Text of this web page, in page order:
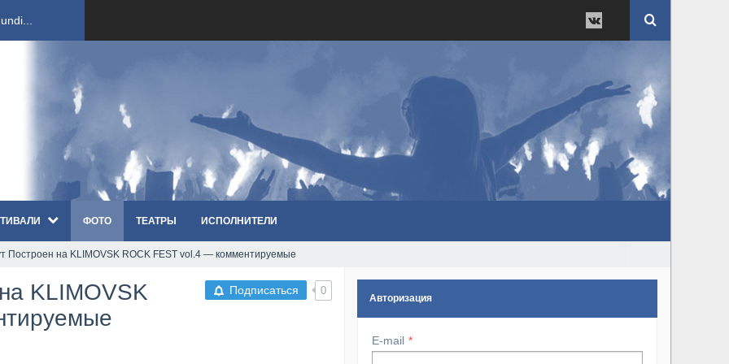
ко...
«Th...
«...
ФОТО ТЕАТРЫ ИСПОЛНИТЕЛИ
Построен на KLIMOVSK ROCK FEST vol.4 — комментируемые
Подписаться 0
KLIMOVSK
Авторизация
E-mail